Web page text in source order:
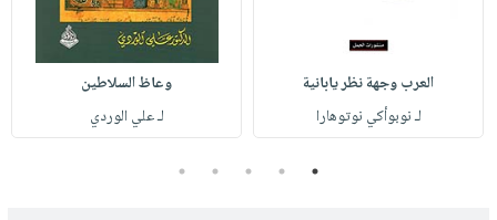
العرب وجهة نظر يابانية
لـ نوبوأكي نوتوهارا
وعاظ السلاطين
لـ علي الوردي
1
2
3
4
5